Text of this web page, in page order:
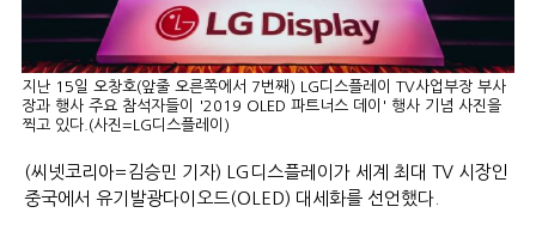
지난 15일 오창호(앞줄 오른쪽에서 7번째) LG디스플레이 TV사업부장 부사
장과 행사 주요 참석자들이 '2019 OLED 파트너스 데이' 행사 기념 사진을
찍고 있다.(사진=LG디스플레이)
(씨넷코리아=김승민 기자) LG디스플레이가 세계 최대 TV 시장인
중국에서 유기발광다이오드(OLED) 대세화를 선언했다.